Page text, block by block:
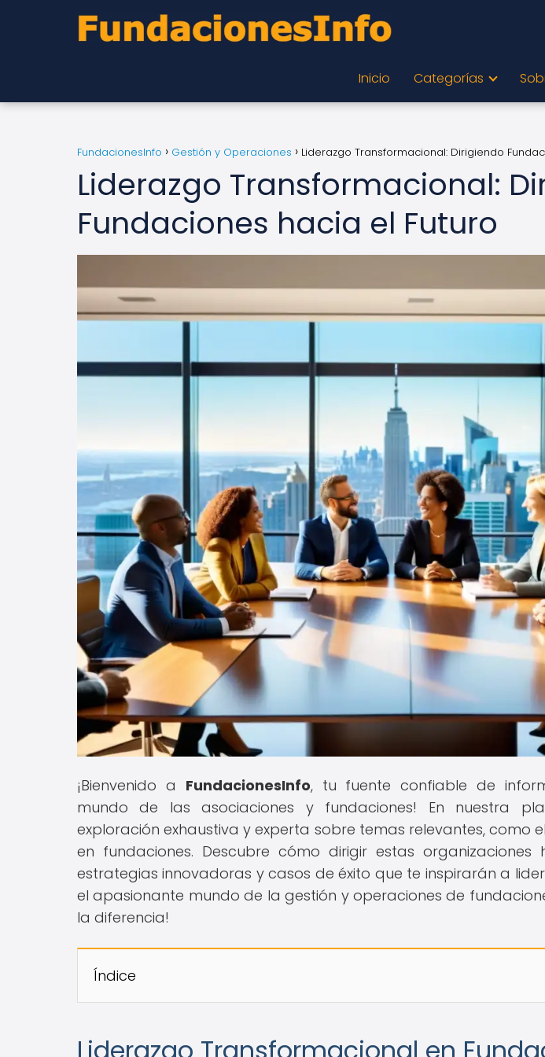
Inicio Categorías
FundacionesInfo Gestión y Operaciones Liderazgo Transformacional: Dirigiendo
Liderazgo Transformacional:
Fundaciones hacia el Futuro
¡Bienvenido a FundacionesInfo, tu fuente confiable de
mundo de las asociaciones y fundaciones! En nuestra
exploración exhaustiva y experta sobre temas relevantes, como
en fundaciones. Descubre cómo dirigir estas
estrategias innovadoras y casos de éxito que te inspirarán a
el apasionante mundo de la gestión y operaciones de
la diferencia!
Índice